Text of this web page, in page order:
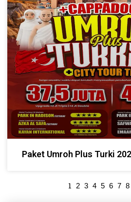
Paket Umroh Plus Turki
1 2 3 4 5 6 7 8